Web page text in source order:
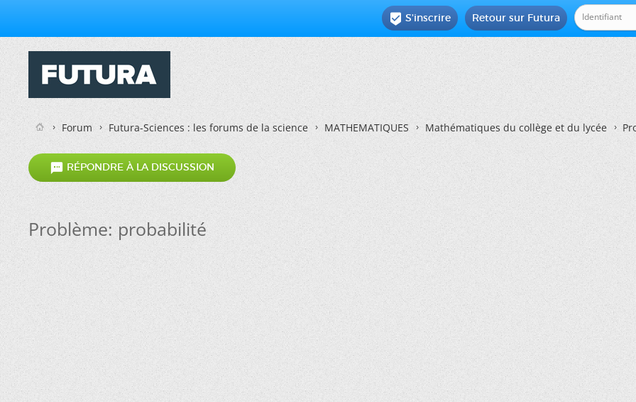
Retour sur Futura
 S'inscrire
Forum Futura-Sciences : les forums de la science MATHEMATIQUES Mathématiques du collège et du lycée
 RÉPONDRE À LA DISCUSSION
Problème: probabilité